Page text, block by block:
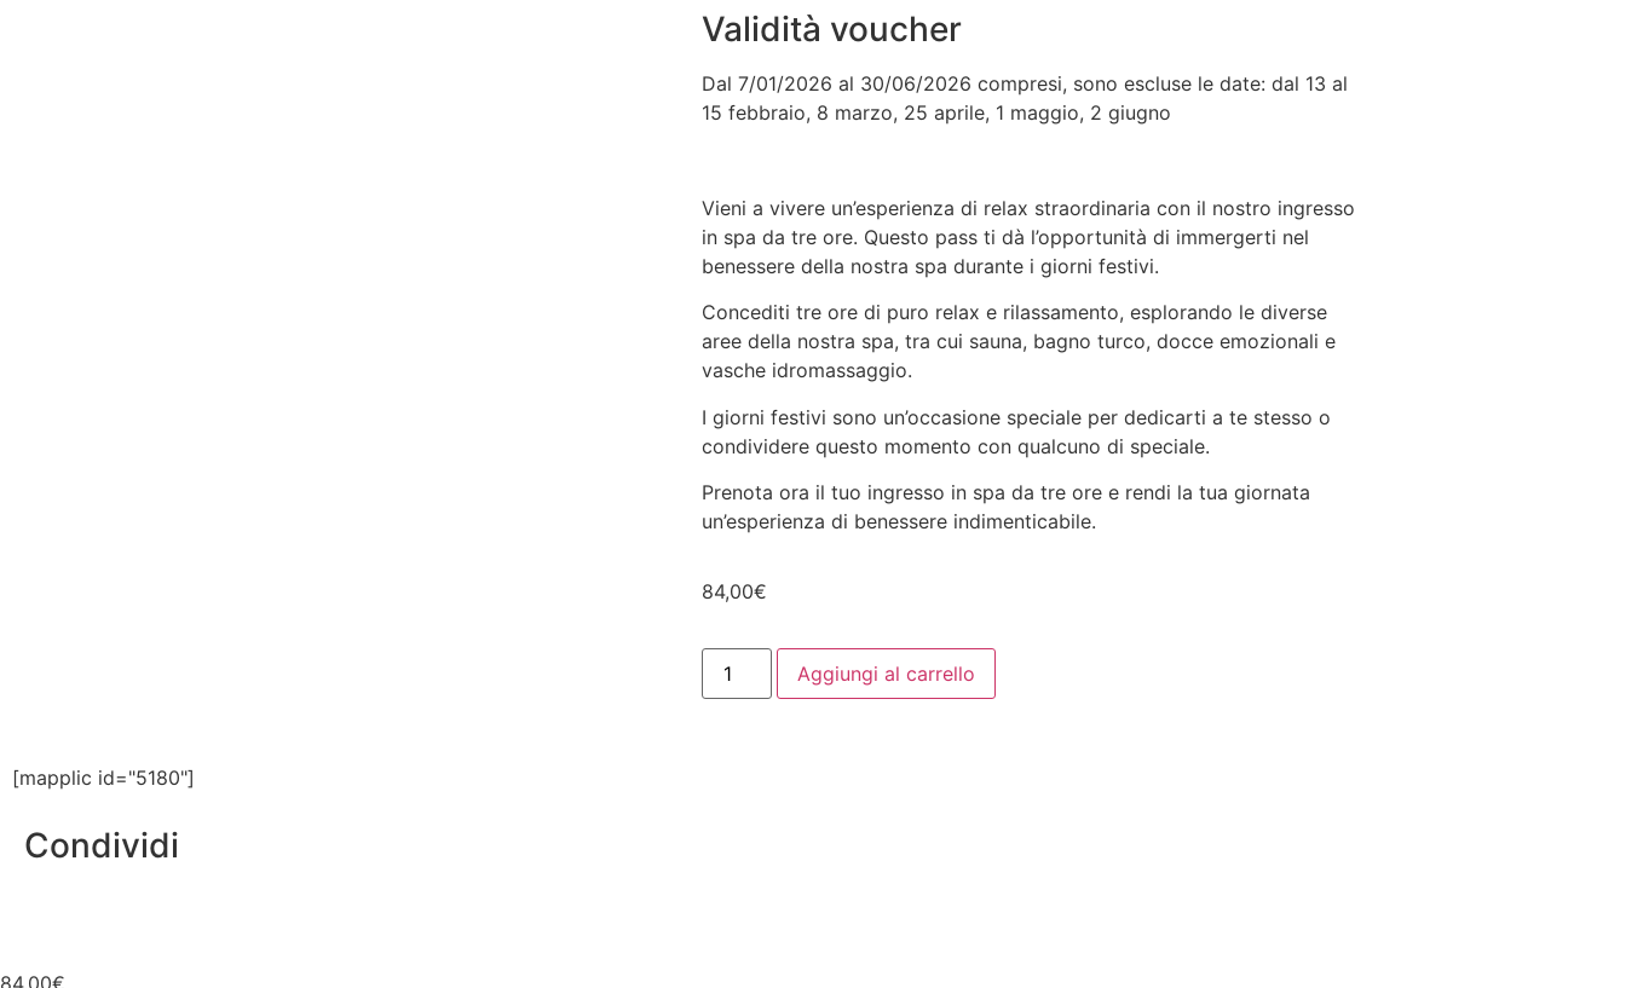
Validità voucher
Dal 7/01/2026 al 30/06/2026 compresi, sono escluse le date: dal 13 al
15 febbraio, 8 marzo, 25 aprile, 1 maggio, 2 giugno
Vieni a vivere un’esperienza di relax straordinaria con il nostro ingresso
in spa da tre ore. Questo pass ti dà l’opportunità di immergerti nel
benessere della nostra spa durante i giorni festivi.
Concediti tre ore di puro relax e rilassamento, esplorando le diverse
aree della nostra spa, tra cui sauna, bagno turco, docce emozionali e
vasche idromassaggio.
I giorni festivi sono un’occasione speciale per dedicarti a te stesso o
condividere questo momento con qualcuno di speciale.
Prenota ora il tuo ingresso in spa da tre ore e rendi la tua giornata
un’esperienza di benessere indimenticabile.
84,00€
Aggiungi al carrello
[mapplic id="5180"]
Condividi
84,00€